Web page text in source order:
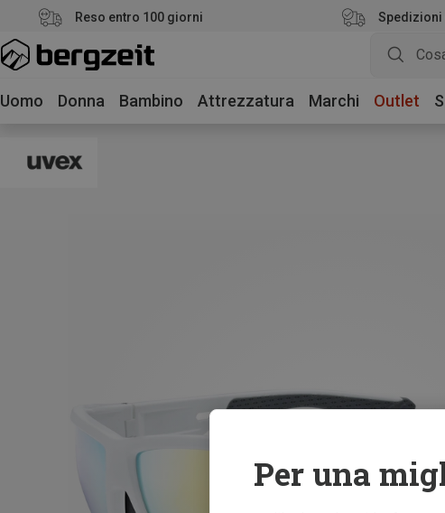
Reso entro 100 giorni Spedizioni
Uomo Donna Bambino Attrezzatura Marchi Outlet
Per una